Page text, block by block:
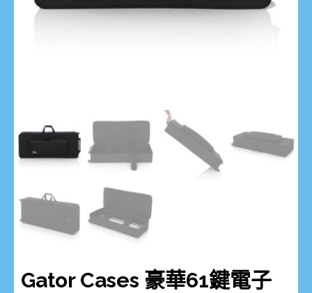
Gator Cases 豪華61鍵電子